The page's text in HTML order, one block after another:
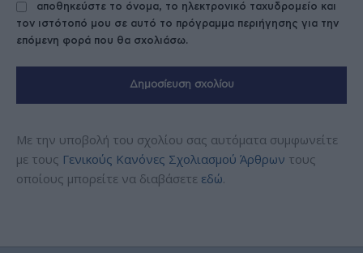
αποθηκεύστε το όνομα, το ηλεκτρονικό ταχυδρομείο και
τον ιστότοπό μου σε αυτό το πρόγραμμα περιήγησης για την
επόμενη φορά που θα σχολιάσω.
Με την υποβολή του σχολίου σας αυτόματα συμφωνείτε
με τους Γενικούς Κανόνες Σχολιασμού Άρθρων τους
οποίους μπορείτε να διαβάσετε εδώ.